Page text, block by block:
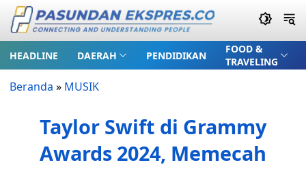
HEADLINE DAERAH PENDIDIKAN
FOOD &
TRAVELING
Beranda » MUSIK
Taylor Swift di Grammy
Awards 2024, Memecah